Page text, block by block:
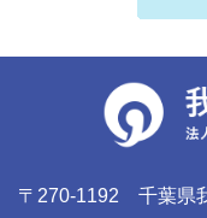
〒270-1192 千葉県